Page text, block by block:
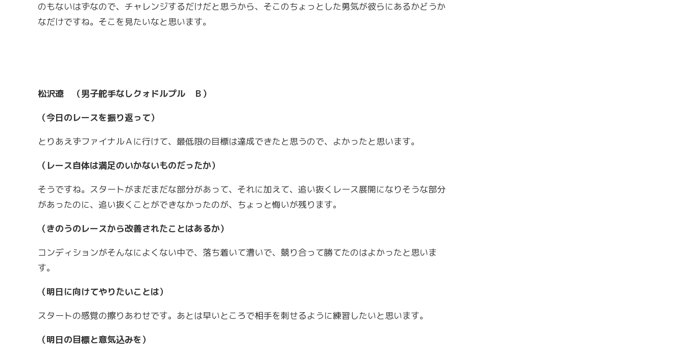
のもないはずなので、チャレンジするだけだと思うから、そこのちょっとした勇気が彼らにあるかどうか
なだけですね。そこを見たいなと思います。
松沢遼 （男子舵手なしクォドルプル Ｂ）
（今日のレースを振り返って）
とりあえずファイナルＡに行けて、最低限の目標は達成できたと思うので、よかったと思います。
（レース自体は満足のいかないものだったか）
そうですね。スタートがまだまだな部分があって、それに加えて、追い抜くレース展開になりそうな部分
があったのに、追い抜くことができなかったのが、ちょっと悔いが残ります。
（きのうのレースから改善されたことはあるか）
コンディションがそんなによくない中で、落ち着いて漕いで、競り合って勝てたのはよかったと思いま
す。
（明日に向けてやりたいことは）
スタートの感覚の擦りあわせです。あとは早いところで相手を刺せるように練習したいと思います。
（明日の目標と意気込みを）